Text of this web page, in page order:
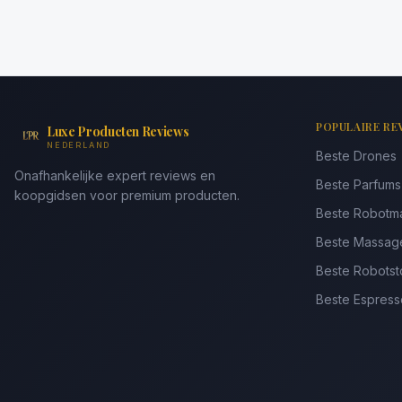
Luxe Producten Reviews
NEDERLAND
Onafhankelijke expert reviews en
koopgidsen voor premium producten.
POPULAIRE
Beste Drones
Beste
Beste
Beste
Beste
Beste